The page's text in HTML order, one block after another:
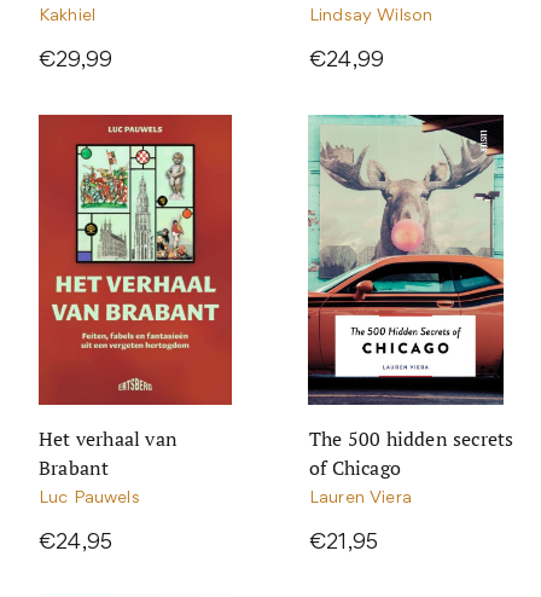
Kakhiel
€29,99
Lindsay Wilson
€24,99
Het verhaal van
Brabant
Luc Pauwels
€24,95
The 500 hidden secrets
of Chicago
Lauren Viera
€21,95